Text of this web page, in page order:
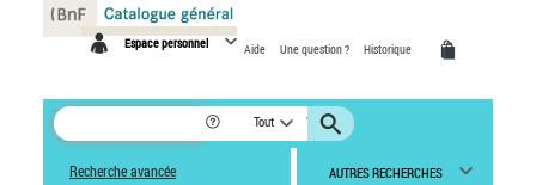
Espace personnel Aide Une question ? Historique
Tout
Recherche avancée AUTRES RECHERCHES
Panneau de gestion des cookies